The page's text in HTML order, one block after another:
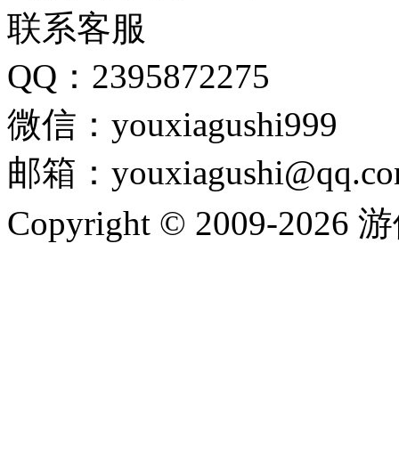
联系客服
QQ：2395872275
微信：youxiagushi999
邮箱：
Copyright © 2009-2026